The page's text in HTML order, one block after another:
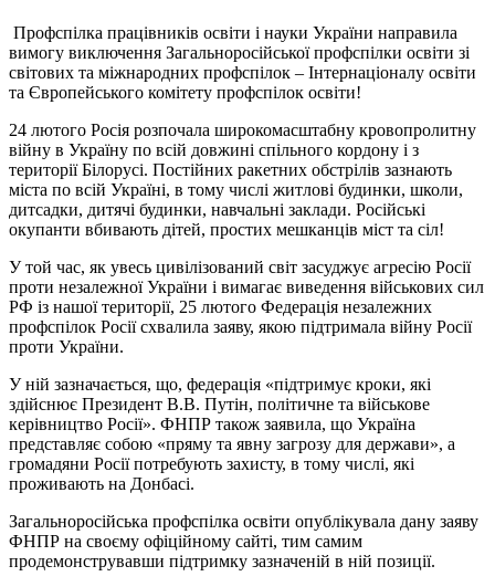
Профспілка працівників освіти і науки України направила
вимогу виключення Загальноросійської профспілки освіти зі
світових та міжнародних профспілок – Інтернаціоналу освіти
та Європейського комітету профспілок освіти!
24 лютого Росія розпочала широкомасштабну кровопролитну
війну в Україну по всій довжині спільного кордону і з
території Білорусі. Постійних ракетних обстрілів зазнають
міста по всій Україні, в тому числі житлові будинки, школи,
дитсадки, дитячі будинки, навчальні заклади. Російські
окупанти вбивають дітей, простих мешканців міст та сіл!
У той час, як увесь цивілізований світ засуджує агресію Росії
проти незалежної України і вимагає виведення військових сил
РФ із нашої території, 25 лютого Федерація незалежних
профспілок Росії схвалила заяву, якою підтримала війну Росії
проти України.
У ній зазначається, що, федерація «підтримує кроки, які
здійснює Президент В.В. Путін, політичне та військове
керівництво Росії». ФНПР також заявила, що Україна
представляє собою «пряму та явну загрозу для держави», а
громадяни Росії потребують захисту, в тому числі, які
проживають на Донбасі.
Загальноросійська профспілка освіти опублікувала дану заяву
ФНПР на своєму офіційному сайті, тим самим
продемонструвавши підтримку зазначеній в ній позиції.